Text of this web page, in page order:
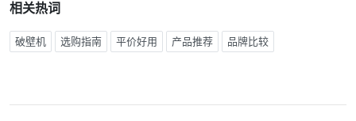
相关热词
破壁机 选购指南 平价好用 产品推荐 品牌比较